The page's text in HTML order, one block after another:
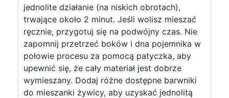
jednolite działanie (na niskich obrotach),
trwające około 2 minut. Jeśli wolisz mieszać
ręcznie, przygotuj się na podwójny czas. Nie
zapomnij przetrzeć boków i dna pojemnika w
połowie procesu za pomocą patyczka, aby
upewnić się, że cały materiał jest dobrze
wymieszany. Dodaj różne dostępne barwniki
do mieszanki żywicy, aby uzyskać jednolitą